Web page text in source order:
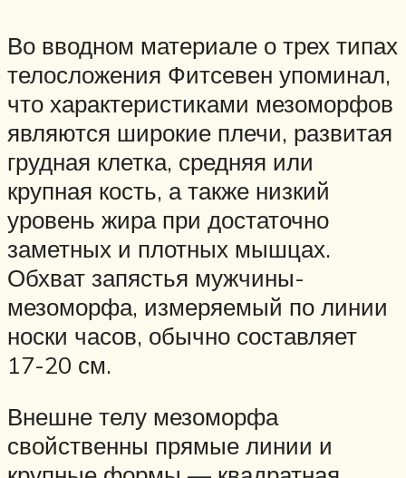
Во вводном материале о трех типах
телосложения Фитсевен упоминал,
что характеристиками мезоморфов
являются широкие плечи, развитая
грудная клетка, средняя или
крупная кость, а также низкий
уровень жира при достаточно
заметных и плотных мышцах.
Обхват запястья мужчины-
мезоморфа, измеряемый по линии
носки часов, обычно составляет
17-20 см.
Внешне телу мезоморфа
свойственны прямые линии и